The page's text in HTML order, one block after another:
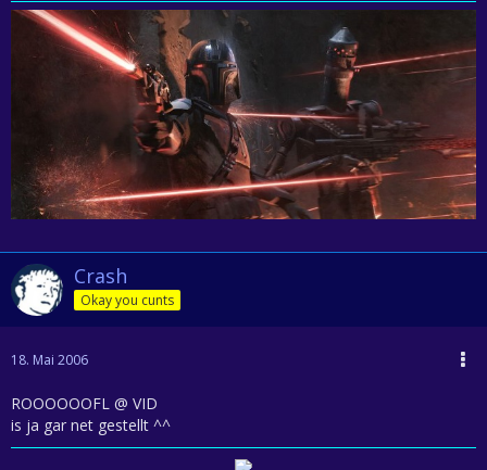
Crash
Okay you cunts
18. Mai 2006
ROOOOOOFL @ VID
is ja gar net gestellt ^^